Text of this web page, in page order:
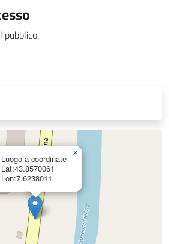
pubblico.
Luogo a coordinate
Lat:43.8570061
Lon:7.6238011
×